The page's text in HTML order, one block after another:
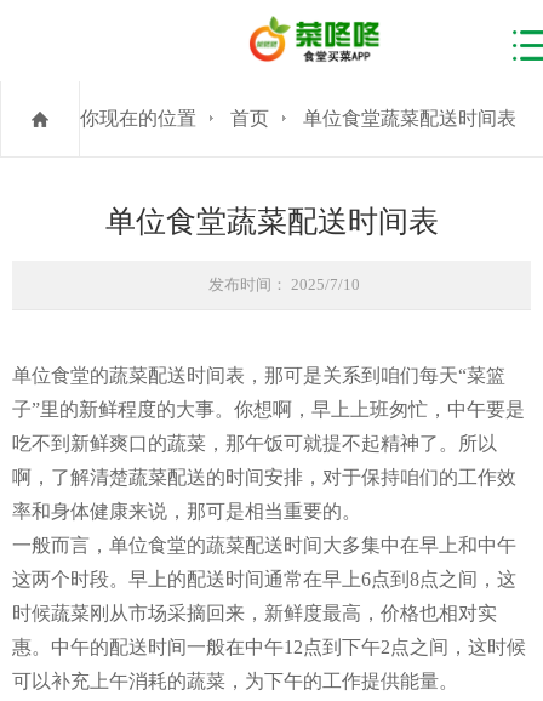
你现在的位置 首页 单位食堂蔬菜配送时间表
单位食堂蔬菜配送时间表
发布时间： 2025/7/10
单位食堂的蔬菜配送时间表，那可是关系到咱们每天“菜篮
子”里的新鲜程度的大事。你想啊，早上上班匆忙，中午要是
吃不到新鲜爽口的蔬菜，那午饭可就提不起精神了。所以
啊，了解清楚蔬菜配送的时间安排，对于保持咱们的工作效
率和身体健康来说，那可是相当重要的。
一般而言，单位食堂的蔬菜配送时间大多集中在早上和中午
这两个时段。早上的配送时间通常在早上6点到8点之间，这
时候蔬菜刚从市场采摘回来，新鲜度最高，价格也相对实
惠。中午的配送时间一般在中午12点到下午2点之间，这时候
可以补充上午消耗的蔬菜，为下午的工作提供能量。